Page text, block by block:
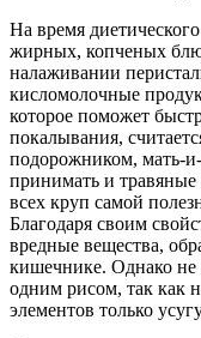
На время
жирных, копченых
налаживании
кисломолочные
которое поможет
покалывания,
подорожником, мать-
принимать и травяные
всех круп самой
Благодаря своим
вредные вещества,
кишечнике. Однако не
одним рисом, так как
элементов только